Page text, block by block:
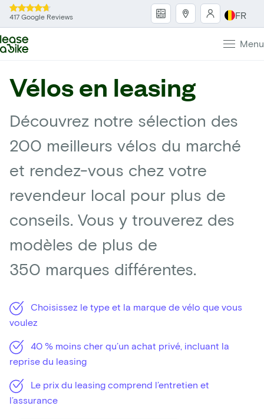
417 Google Reviews FR
Menu
Vélos en leasing
Découvrez notre sélection des
200 meilleurs vélos du marché
et rendez-vous chez votre
revendeur local pour plus de
conseils. Vous y trouverez des
modèles de plus de
350 marques différentes.
Choisissez le type et la marque de vélo que vous
voulez
40 % moins cher qu’un achat privé, incluant la
reprise du leasing
Le prix du leasing comprend l’entretien et
l’assurance